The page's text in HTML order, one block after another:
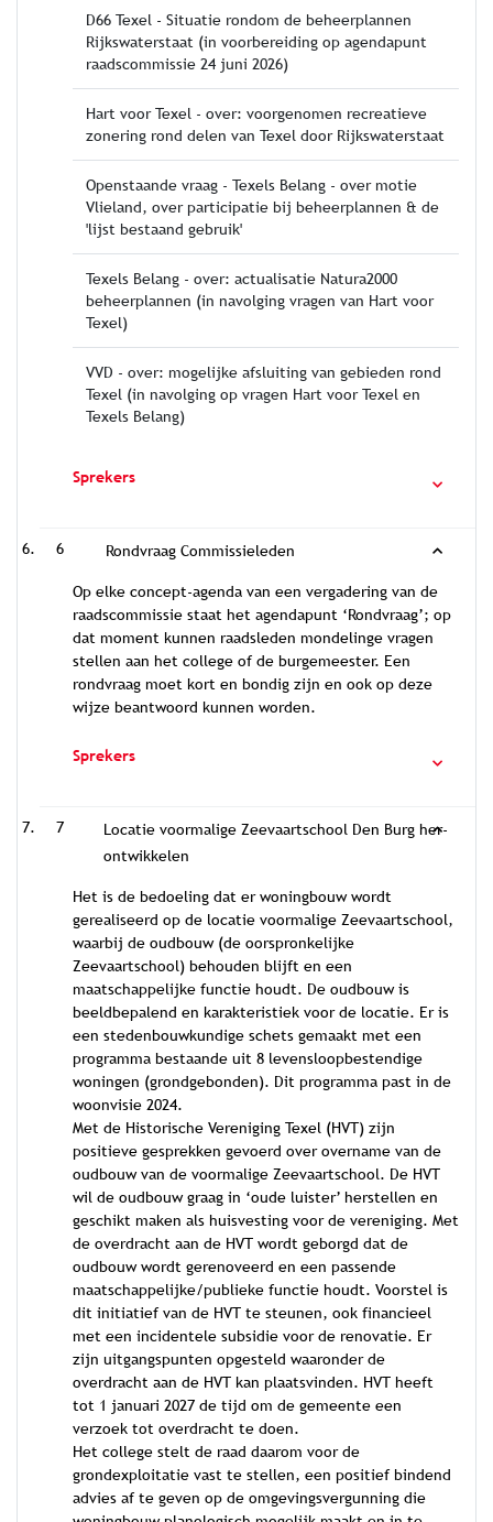
D66 Texel - Situatie rondom de beheerplannen
Rijkswaterstaat (in voorbereiding op agendapunt
raadscommissie 24 juni 2026)
Hart voor Texel - over: voorgenomen recreatieve
zonering rond delen van Texel door Rijkswaterstaat
Openstaande vraag - Texels Belang - over motie
Vlieland, over participatie bij beheerplannen & de
'lijst bestaand gebruik'
Texels Belang - over: actualisatie Natura2000
beheerplannen (in navolging vragen van Hart voor
Texel)
VVD - over: mogelijke afsluiting van gebieden rond
Texel (in navolging op vragen Hart voor Texel en
Texels Belang)
Sprekers
6 Rondvraag Commissieleden
Op elke concept-agenda van een vergadering van de
raadscommissie staat het agendapunt ‘Rondvraag’; op
dat moment kunnen raadsleden mondelinge vragen
stellen aan het college of de burgemeester. Een
rondvraag moet kort en bondig zijn en ook op deze
wijze beantwoord kunnen worden.
Sprekers
7
Locatie voormalige Zeevaartschool Den Burg her-
ontwikkelen
Het is de bedoeling dat er woningbouw wordt
gerealiseerd op de locatie voormalige Zeevaartschool,
waarbij de oudbouw (de oorspronkelijke
Zeevaartschool) behouden blijft en een
maatschappelijke functie houdt. De oudbouw is
beeldbepalend en karakteristiek voor de locatie. Er is
een stedenbouwkundige schets gemaakt met een
programma bestaande uit 8 levensloopbestendige
woningen (grondgebonden). Dit programma past in de
woonvisie 2024.
Met de Historische Vereniging Texel (HVT) zijn
positieve gesprekken gevoerd over overname van de
oudbouw van de voormalige Zeevaartschool. De HVT
wil de oudbouw graag in ‘oude luister’ herstellen en
geschikt maken als huisvesting voor de vereniging. Met
de overdracht aan de HVT wordt geborgd dat de
oudbouw wordt gerenoveerd en een passende
maatschappelijke/publieke functie houdt. Voorstel is
dit initiatief van de HVT te steunen, ook financieel
met een incidentele subsidie voor de renovatie. Er
zijn uitgangspunten opgesteld waaronder de
overdracht aan de HVT kan plaatsvinden. HVT heeft
tot 1 januari 2027 de tijd om de gemeente een
verzoek tot overdracht te doen.
Het college stelt de raad daarom voor de
grondexploitatie vast te stellen, een positief bindend
advies af te geven op de omgevingsvergunning die